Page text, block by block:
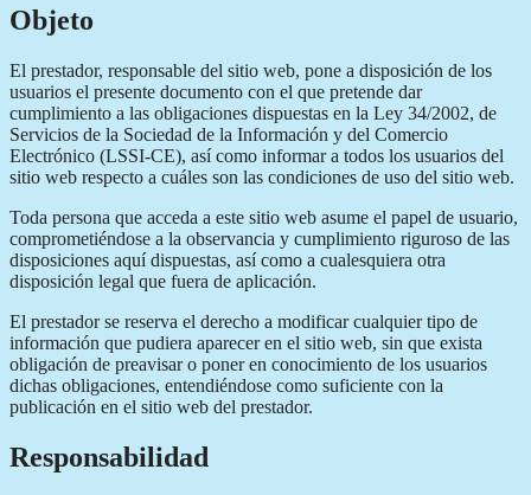
Objeto
El prestador, responsable del sitio web, pone a disposición de los
usuarios el presente documento con el que pretende dar
cumplimiento a las obligaciones dispuestas en la Ley 34/2002, de
Servicios de la Sociedad de la Información y del Comercio
Electrónico (LSSI-CE), así como informar a todos los usuarios del
sitio web respecto a cuáles son las condiciones de uso del sitio web.
Toda persona que acceda a este sitio web asume el papel de usuario,
comprometiéndose a la observancia y cumplimiento riguroso de las
disposiciones aquí dispuestas, así como a cualesquiera otra
disposición legal que fuera de aplicación.
El prestador se reserva el derecho a modificar cualquier tipo de
información que pudiera aparecer en el sitio web, sin que exista
obligación de preavisar o poner en conocimiento de los usuarios
dichas obligaciones, entendiéndose como suficiente con la
publicación en el sitio web del prestador.
Responsabilidad